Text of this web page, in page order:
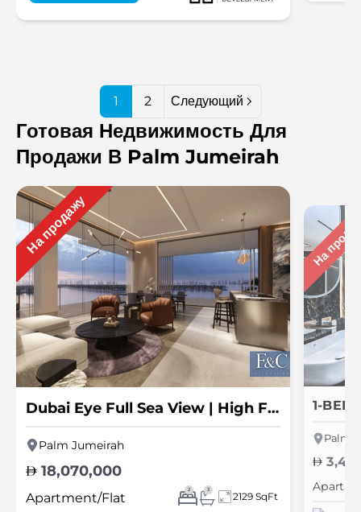
1 2 Следующий
Готовая Недвижимость Для
Продажи В Palm Jumeirah
На продажу
Dubai Eye Full Sea View | High Floor | PPHP
Palm Jumeirah
18,070,000
Apartment/Flat
2 3
2129 SqFt
На
Palm